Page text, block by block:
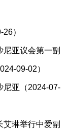
）
亚议会第一副
09-02）
尼亚（2024-07-
琳举行中爱副